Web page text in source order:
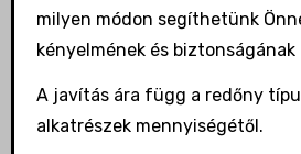
milyen módon segíthetünk
kényelmének és biztonságának
A javítás ára függ a redőny
alkatrészek mennyiségétől.